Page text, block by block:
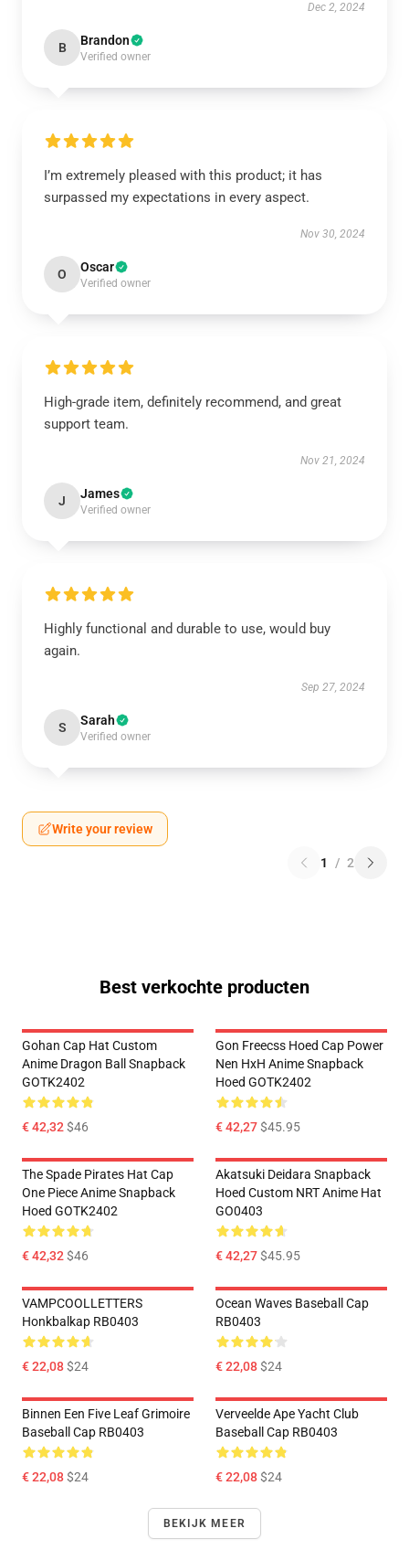
Dec 2, 2024
B Brandon
Verified owner
I’m extremely pleased with this product; it has
surpassed my expectations in every aspect.
Nov 30, 2024
O Oscar
Verified owner
High-grade item, definitely recommend, and great
support team.
Nov 21, 2024
J James
Verified owner
Highly functional and durable to use, would buy
again.
Sep 27, 2024
S Sarah
Verified owner
Write your review
1 / 2
Best verkochte producten
Gohan Cap Hat Custom
Anime Dragon Ball Snapback
GOTK2402
€ 42,32$46
Gon Freecss Hoed Cap Power
Nen HxH Anime Snapback
Hoed GOTK2402
€ 42,27$45.95
The Spade Pirates Hat Cap
One Piece Anime Snapback
Hoed GOTK2402
€ 42,32$46
Akatsuki Deidara Snapback
Hoed Custom NRT Anime Hat
GO0403
€ 42,27$45.95
VAMPCOOLLETTERS
Honkbalkap RB0403
€ 22,08$24
Ocean Waves Baseball Cap
RB0403
€ 22,08$24
Binnen Een Five Leaf Grimoire
Baseball Cap RB0403
€ 22,08$24
Verveelde Ape Yacht Club
Baseball Cap RB0403
€ 22,08$24
BEKIJK MEER